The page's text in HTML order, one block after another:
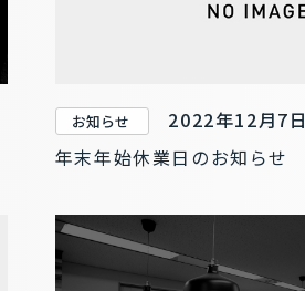
お知らせ
2022年12月7日
年末年始休業日のお知らせ